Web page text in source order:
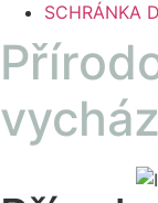
SCHRÁNKA